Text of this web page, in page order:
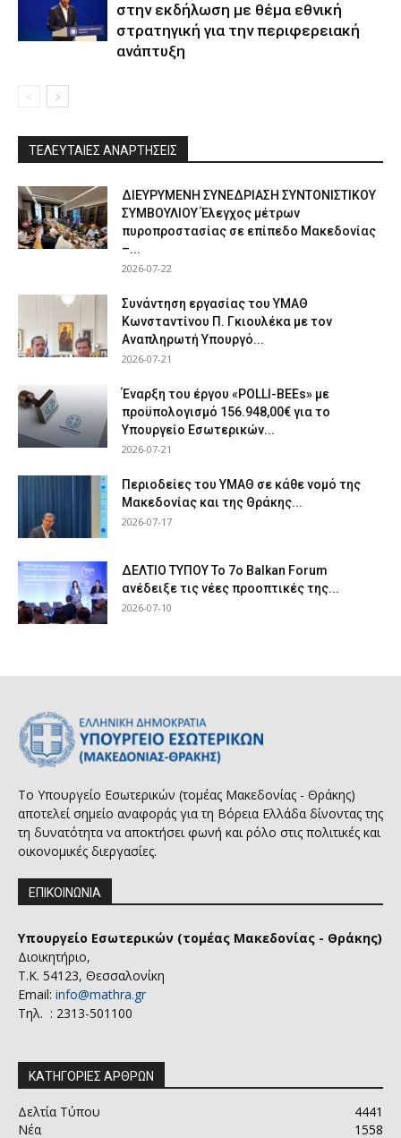
στην εκδήλωση με θέμα εθνική
στρατηγική για την περιφερειακή
ανάπτυξη
ΤΕΛΕΥΤΑΙΕΣ ΑΝΑΡΤΗΣΕΙΣ
ΔΙΕΥΡΥΜΕΝΗ ΣΥΝΕΔΡΙΑΣΗ ΣΥΝΤΟΝΙΣΤΙΚΟΥ
ΣΥΜΒΟΥΛΙΟΥ Έλεγχος μέτρων
πυροπροστασίας σε επίπεδο Μακεδονίας
–...
2026-07-22
Συνάντηση εργασίας του ΥΜΑΘ
Κωνσταντίνου Π. Γκιουλέκα με τον
Αναπληρωτή Υπουργό...
2026-07-21
Έναρξη του έργου «POLLI-BEEs» με
προϋπολογισμό 156.948,00€ για το
Υπουργείο Εσωτερικών...
2026-07-21
Περιοδείες του ΥΜΑΘ σε κάθε νομό της
Μακεδονίας και της Θράκης...
2026-07-17
ΔΕΛΤΙΟ ΤΥΠΟΥ Το 7ο Balkan Forum
ανέδειξε τις νέες προοπτικές της...
2026-07-10
Το Υπουργείο Εσωτερικών (τομέας Μακεδονίας - Θράκης)
αποτελεί σημείο αναφοράς για τη Βόρεια Ελλάδα δίνοντας της
τη δυνατότητα να αποκτήσει φωνή και ρόλο στις πολιτικές και
οικονομικές διεργασίες.
ΕΠΙΚΟΙΝΩΝΙΑ
Υπουργείο Εσωτερικών (τομέας Μακεδονίας - Θράκης)
Διοικητήριο,
Τ.Κ. 54123, Θεσσαλονίκη
Email: info@mathra.gr
Τηλ. : 2313-501100
ΚΑΤΗΓΟΡΙΕΣ ΑΡΘΡΩΝ
Δελτία Τύπου
4441
Νέα
1558